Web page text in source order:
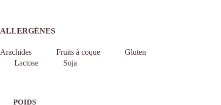
ALLERGÈNES
Arachides Fruits à coque
Gluten
Lactose
Soja
POIDS